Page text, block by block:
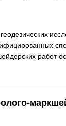
работ